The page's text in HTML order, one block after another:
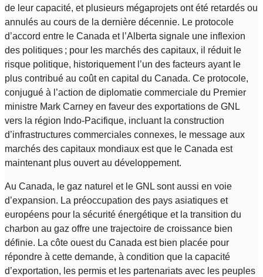
de leur capacité, et plusieurs mégaprojets ont été retardés ou
annulés au cours de la dernière décennie. Le protocole
d’accord entre le Canada et l’Alberta signale une inflexion
des politiques ; pour les marchés des capitaux, il réduit le
risque politique, historiquement l’un des facteurs ayant le
plus contribué au coût en capital du Canada. Ce protocole,
conjugué à l’action de diplomatie commerciale du Premier
ministre Mark Carney en faveur des exportations de GNL
vers la région Indo-Pacifique, incluant la construction
d’infrastructures commerciales connexes, le message aux
marchés des capitaux mondiaux est que le Canada est
maintenant plus ouvert au développement.
Au Canada, le gaz naturel et le GNL sont aussi en voie
d’expansion. La préoccupation des pays asiatiques et
européens pour la sécurité énergétique et la transition du
charbon au gaz offre une trajectoire de croissance bien
définie. La côte ouest du Canada est bien placée pour
répondre à cette demande, à condition que la capacité
d’exportation, les permis et les partenariats avec les peuples